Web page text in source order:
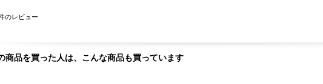
のレビュー
商品を買った人は、こんな商品も買っています